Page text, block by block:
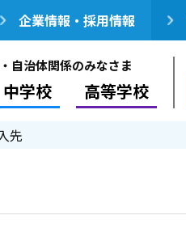
企業情報・採用情報
自治体関係のみなさま
中学校 高等学校
先